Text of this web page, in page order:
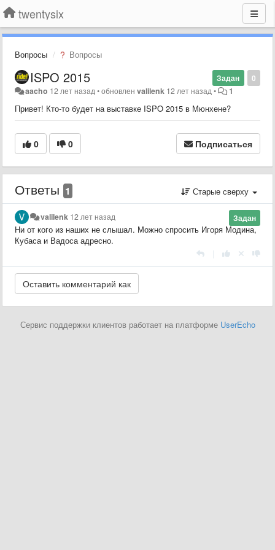
twentysix
Вопросы Вопросы
0
Задан
ISPO 2015
aacho 12 лет назад•обновленvalilenk 12 лет назад• 1
Привет! Кто-то будет на выставке ISPO 2015 в Мюнхене?
0 0 Подписаться
Ответы 1 Старые сверху
Задан
valilenk 12 лет назад
Ни от кого из наших не слышал. Можно спросить Игоря Модина,
Кубаса и Вадоса адресно.
Сервис поддержки клиентов работает на платформе UserEcho